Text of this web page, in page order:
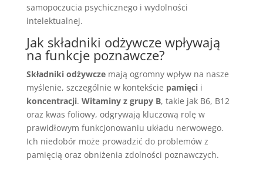
samopoczucia psychicznego i wydolności
intelektualnej.
Jak składniki odżywcze wpływają
na funkcje poznawcze?
Składniki odżywczemają ogromny wpływ na nasze
myślenie, szczególnie w kontekście pamięcii
koncentracji. Witaminy z grupy B, takie jak B6, B12
oraz kwas foliowy, odgrywają kluczową rolę w
prawidłowym funkcjonowaniu układu nerwowego.
Ich niedobór może prowadzić do problemów z
pamięcią oraz obniżenia zdolności poznawczych.